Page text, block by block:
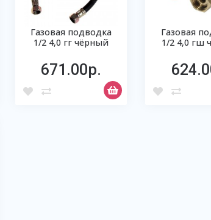
Газовая подводка
1/2 4,0 гг чёрный
671.00р.
Газовая
1/2 4,0 гш